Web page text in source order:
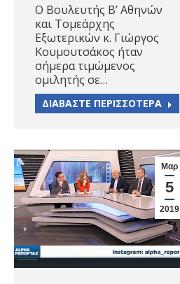
Ο Βουλευτής Β’ Αθηνών
και Τομεάρχης
Εξωτερικών κ. Γιώργος
Κουμουτσάκος ήταν
σήμερα τιμώμενος
ομιλητής σε…
ΔΙΑΒΑΣΤΕ ΠΕΡΙΣΣΟΤΕΡΑ
Μαρ
5
2019